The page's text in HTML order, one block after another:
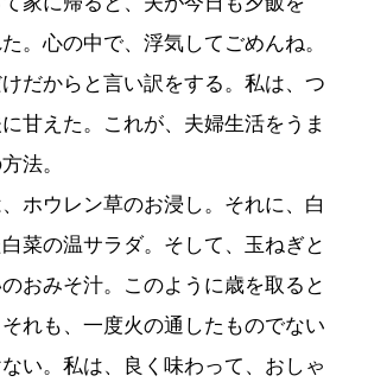
。心の中で、浮気してごめんね。
だからと言い訳をする。私は、つ
甘えた。これが、夫婦生活をうま
法。
ホウレン草のお浸し。それに、白
菜の温サラダ。そして、玉ねぎと
おみそ汁。このように歳を取ると
れも、一度火の通したものでない
い。私は、良く味わって、おしゃ